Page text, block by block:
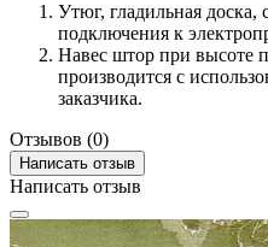
Утюг, гладильная доска,
подключения к
Навес штор при высоте
производится с
заказчика.
Отзывов (0)
Написать отзыв
Написать отзыв